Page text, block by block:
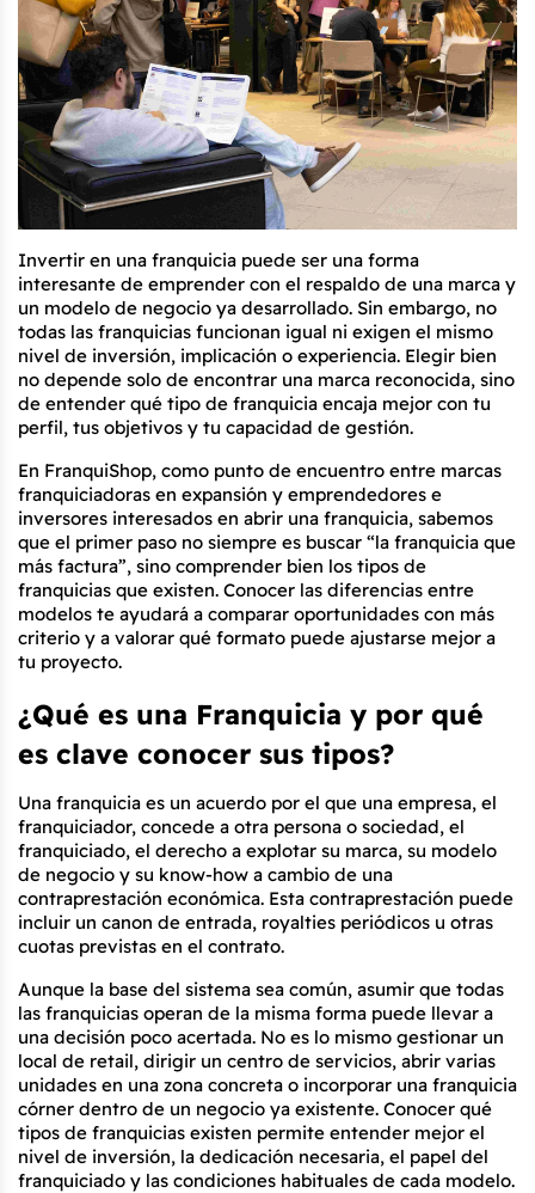
Invertir en una franquicia puede ser una forma
interesante de emprender con el respaldo de una marca y
un modelo de negocio ya desarrollado. Sin embargo, no
todas las franquicias funcionan igual ni exigen el mismo
nivel de inversión, implicación o experiencia. Elegir bien
no depende solo de encontrar una marca reconocida, sino
de entender qué tipo de franquicia encaja mejor con tu
perfil, tus objetivos y tu capacidad de gestión.
En FranquiShop, como punto de encuentro entre marcas
franquiciadoras en expansión y emprendedores e
inversores interesados en abrir una franquicia, sabemos
que el primer paso no siempre es buscar “la franquicia que
más factura”, sino comprender bien los tipos de
franquicias que existen. Conocer las diferencias entre
modelos te ayudará a comparar oportunidades con más
criterio y a valorar qué formato puede ajustarse mejor a
tu proyecto.
¿Qué es una Franquicia y por qué
es clave conocer sus tipos?
Una franquicia es un acuerdo por el que una empresa, el
franquiciador, concede a otra persona o sociedad, el
franquiciado, el derecho a explotar su marca, su modelo
de negocio y su know-how a cambio de una
contraprestación económica. Esta contraprestación puede
incluir un canon de entrada, royalties periódicos u otras
cuotas previstas en el contrato.
Aunque la base del sistema sea común, asumir que todas
las franquicias operan de la misma forma puede llevar a
una decisión poco acertada. No es lo mismo gestionar un
local de retail, dirigir un centro de servicios, abrir varias
unidades en una zona concreta o incorporar una franquicia
córner dentro de un negocio ya existente. Conocer qué
tipos de franquicias existen permite entender mejor el
nivel de inversión, la dedicación necesaria, el papel del
franquiciado y las condiciones habituales de cada modelo.